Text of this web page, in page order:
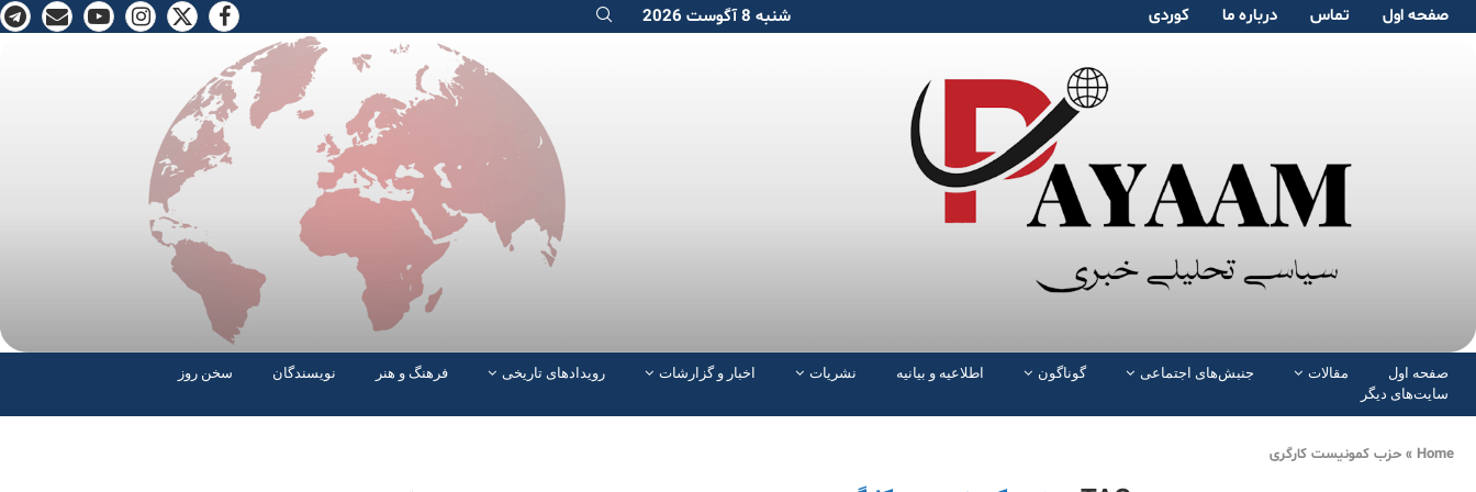
صفحە اول تماس دربارە ما کوردی شنبه 8 آگوست 2026
صفحە اول مقالات جنبش‌های اجتماعی گوناگون اطلاعیه و بیانیه نشریات اخبار و گزارشات رویدادهای تاریخی فرهنگ و هنر نویسندگان
سخن روز
سایت‌های دیگر
Home
» حزب کمونیست کارگری